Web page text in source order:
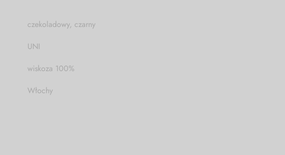
czekoladowy, czarny
UNI
wiskoza 100%
Włochy